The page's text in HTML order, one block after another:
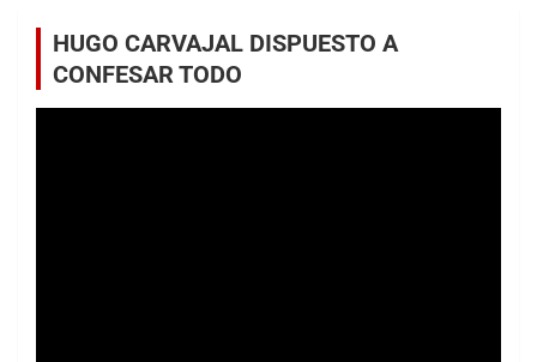
HUGO CARVAJAL DISPUESTO A
CONFESAR TODO